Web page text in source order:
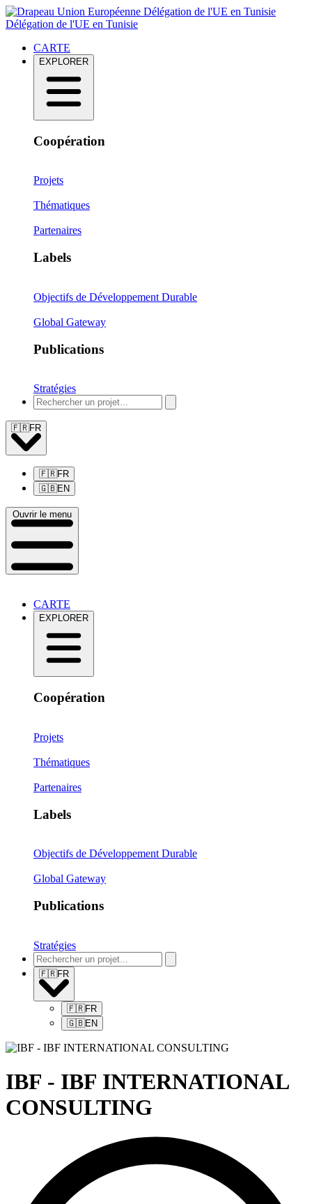
Délégation de l'UE en Tunisie
Délégation de l'UE en Tunisie
CARTE
EXPLORER
Coopération
Projets
Thématiques
Partenaires
Labels
Objectifs de Développement Durable
Global Gateway
Publications
Stratégies
🇫🇷FR
🇫🇷FR
🇬🇧EN
Ouvrir le menu
CARTE
EXPLORER
Coopération
Projets
Thématiques
Partenaires
Labels
Objectifs de Développement Durable
Global Gateway
Publications
Stratégies
🇫🇷FR
🇫🇷FR
🇬🇧EN
IBF - IBF INTERNATIONAL
CONSULTING